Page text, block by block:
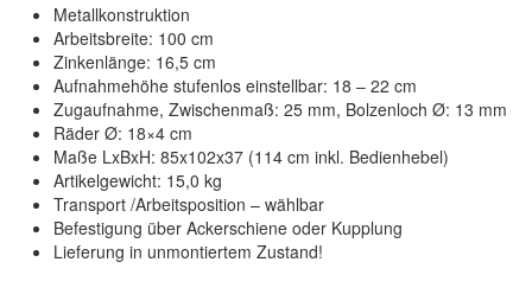
Metallkonstruktion
Arbeitsbreite: 100 cm
Zinkenlänge: 16,5 cm
Aufnahmehöhe stufenlos einstellbar: 18 – 22 cm
Zugaufnahme, Zwischenmaß: 25 mm, Bolzenloch Ø: 13 mm
Räder Ø: 18×4 cm
Maße LxBxH: 85x102x37 (114 cm inkl. Bedienhebel)
Artikelgewicht: 15,0 kg
Transport /Arbeitsposition – wählbar
Befestigung über Ackerschiene oder Kupplung
Lieferung in unmontiertem Zustand!